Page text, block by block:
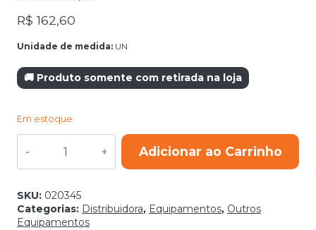
R$ 162,60
Unidade de medida: UN
🚚 Produto somente com retirada na loja
Em estoque
AUTOTRANSFORMADOR
A14H
V220/380/440
quantidade
Adicionar ao Carrinho
SKU: 020345
Categorias: Distribuidora, Equipamentos, Outros
Equipamentos